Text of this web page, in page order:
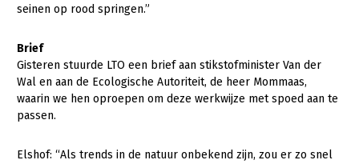
Geitenhouderij
Konijnenhouderij
Melkveehouderij
Pluimveehouderij
seinen op rood springen.”
Brief
Gisteren stuurde LTO een brief aan stikstofminister Van der
Wal en aan de Ecologische Autoriteit, de heer Mommaas,
waarin we hen oproepen om deze werkwijze met spoed aan te
passen.
Elshof: “Als trends in de natuur onbekend zijn, zou er zo snel